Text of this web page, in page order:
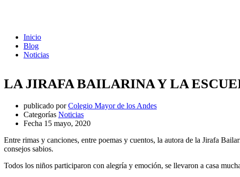
Inicio
Blog
Noticias
LA JIRAFA BAILARINA Y LA
publicado por Colegio Mayor de los Andes
Categorías Noticias
Fecha 15 mayo, 2020
Entre rimas y canciones, entre poemas y cuentos, la autora de la Jirafa
consejos sabios.
Todos los niños participaron con alegría y emoción, se llevaron a casa